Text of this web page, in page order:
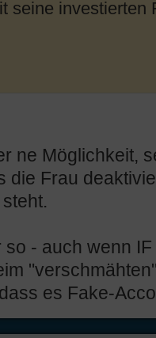
seine investierten
ne Möglichkeit,
die Frau
- auch wenn
es Fake-